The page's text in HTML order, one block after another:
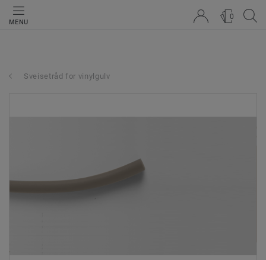
MENU
0
Sveisetråd for vinylgulv